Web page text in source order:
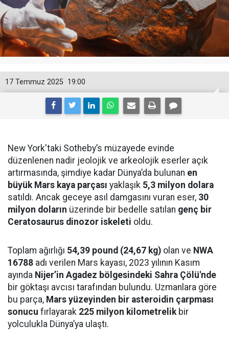
19:00
17 Temmuz 2025
New York'taki Sotheby’s müzayede evinde
düzenlenen nadir jeolojik ve arkeolojik eserler açık
artırmasında, şimdiye kadar Dünya’da bulunan en
büyük Mars kaya parçası yaklaşık 5,3 milyon dolara
satıldı. Ancak geceye asıl damgasını vuran eser, 30
milyon doların üzerinde bir bedelle satılan genç bir
Ceratosaurus dinozor iskeleti oldu.
Toplam ağırlığı 54,39 pound (24,67 kg) olan ve NWA
16788 adı verilen Mars kayası, 2023 yılının Kasım
ayında Nijer’in Agadez bölgesindeki Sahra Çölü'nde
bir göktaşı avcısı tarafından bulundu. Uzmanlara göre
bu parça, Mars yüzeyinden bir asteroidin çarpması
sonucu fırlayarak 225 milyon kilometrelikbir
yolculukla Dünya’ya ulaştı.